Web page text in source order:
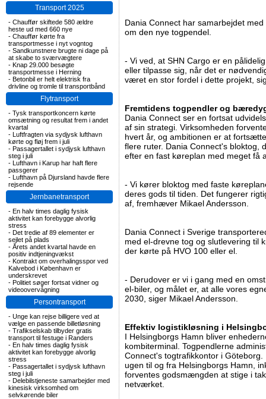
Transport 2025
- Chauffør skiftede 580 ældre
heste ud med 660 nye
- Chauffør kørte fra
transportmesse i nyt vogntog
- Sandkunstnere brugte ni dage på
at skabe to sværvægtere
- Knap 29.000 besøgte
transportmesse i Herning
- Betonbil er helt elektrisk fra
drivline og tromle til transportbånd
Flytransport
- Tysk transportkoncern kørte
omsætning og resultat frem i andet
kvartal
- Luftfragten via sydjysk lufthavn
kørte og fløj frem i juli
- Passagertallet i sydjysk lufthavn
steg i juli
- Lufthavn i Karup har haft flere
passgerer
- Lufthavn på Djursland havde flere
rejsende
Jernbanetransport
- En halv times daglig fysisk
aktivitet kan forebygge alvorlig
stress
- Det tredie af 89 elementer er
sejlet på plads
- Årets andet kvartal havde en
positiv indtjeningvækst
- Kontrakt om overhalingsspor ved
Kalvebod i København er
underskrevet
- Politiet søger fortsat vidner og
videoovervågning
Persontransport
- Unge kan rejse billigere ved at
vælge en passende billetløsning
- Trafikselskab tilbyder gratis
transport til festuge i Randers
- En halv times daglig fysisk
aktivitet kan forebygge alvorlig
stress
- Passagertallet i sydjysk lufthavn
steg i juli
- Delebilstjeneste samarbejder med
kinesisk virksomhed om
selvkørende biler
Dania Connect har samarbejdet
om den nye togpendel.
- Vi ved, at SHN Cargo er en
eller tilpasse sig, når det er
været en stor fordel i dette projekt,
Fremtidens togpendler og
Dania Connect ser en fortsat
af sin strategi. Virksomheden
hvert år, og ambitionen er at
flere ruter. Dania Connect's bloktog,
efter en fast køreplan med meget få
- Vi kører bloktog med faste
deres gods til tiden. Det fungerer
af, fremhæver Mikael Andersson.
Dania Connect i Sverige
med el-drevne tog og slutlevering til
der kørte på HVO 100 eller el.
- Derudover er vi i gang med en
el-biler, og målet er, at alle vores
2030, siger Mikael Andersson.
Effektiv logistikløsning i
I Helsingborgs Hamn bliver
kombiterminal. Togpendlerne
Connect's togtrafikkontor i
ugen til og fra Helsingborgs Hamn,
forventes godsmængden at stige i
netværket.